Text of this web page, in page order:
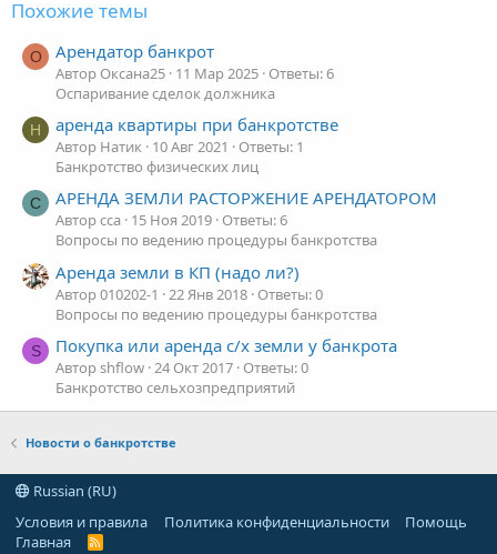
Похожие темы
О Арендатор банкрот
Автор Оксана25 11 Мар 2025 Ответы: 6
Оспаривание сделок должника
Н аренда квартиры при банкротстве
Автор Натик 10 Авг 2021
Ответы: 1
Банкротство физических лиц
C АРЕНДА ЗЕМЛИ РАСТОРЖЕНИЕ АРЕНДАТОРОМ
Автор cca 15 Ноя 2019 Ответы: 6
Вопросы по ведению процедуры банкротства
Аренда земли в КП (надо ли?)
Автор 010202-1 22 Янв 2018 Ответы: 0
Вопросы по ведению процедуры банкротства
S Покупка или аренда с/х земли у банкрота
Автор shflow 24 Окт 2017 Ответы: 0
Банкротство сельхозпредприятий
Новости о банкротстве
Russian (RU)
Условия и правила
Политика конфиденциальности
Помощь
Главная
R